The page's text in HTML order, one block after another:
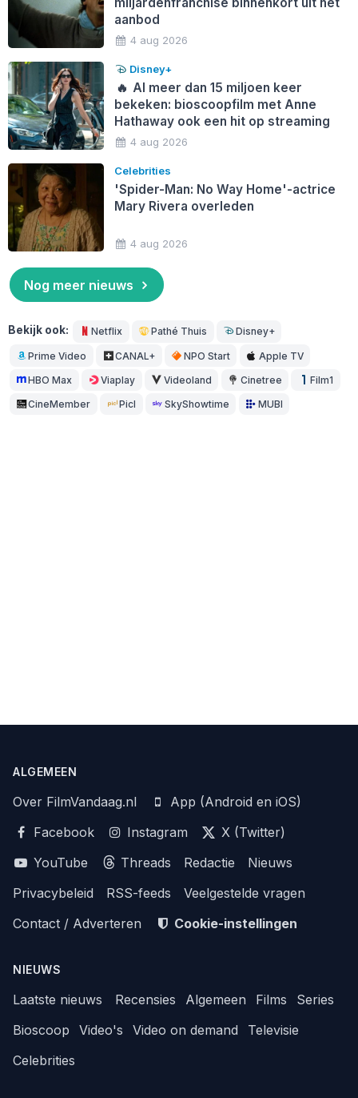
aanbod
4 aug 2026
Disney+
🔥 Al meer dan 15 miljoen keer
bekeken: bioscoopfilm met Anne
Hathaway ook een hit op streaming
4 aug 2026
Celebrities
'Spider-Man: No Way Home'-actrice
Mary Rivera overleden
4 aug 2026
Nog meer nieuws
Bekijk ook: Netflix Pathé Thuis Disney+
Prime Video CANAL+ NPO Start Apple TV
HBO Max Viaplay Videoland Cinetree Film1
CineMember Picl SkyShowtime MUBI
ALGEMEEN
Over FilmVandaag.nl
App (Android en iOS)
Facebook
Instagram
X (Twitter)
YouTube
Threads Redactie
Nieuws
Privacybeleid
RSS-feeds
Veelgestelde vragen
Contact / Adverteren
Cookie-instellingen
NIEUWS
Laatste nieuws Recensies Algemeen Films
Series
Bioscoop
Video's Video on demand
Televisie
Celebrities